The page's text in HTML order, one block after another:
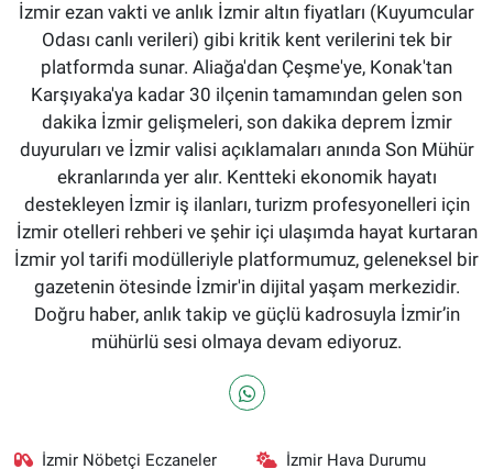
İzmir ezan vakti ve anlık İzmir altın fiyatları (Kuyumcular
Odası canlı verileri) gibi kritik kent verilerini tek bir
platformda sunar. Aliağa'dan Çeşme'ye, Konak'tan
Karşıyaka'ya kadar 30 ilçenin tamamından gelen son
dakika İzmir gelişmeleri, son dakika deprem İzmir
duyuruları ve İzmir valisi açıklamaları anında Son Mühür
ekranlarında yer alır. Kentteki ekonomik hayatı
destekleyen İzmir iş ilanları, turizm profesyonelleri için
İzmir otelleri rehberi ve şehir içi ulaşımda hayat kurtaran
İzmir yol tarifi modülleriyle platformumuz, geleneksel bir
gazetenin ötesinde İzmir'in dijital yaşam merkezidir.
Doğru haber, anlık takip ve güçlü kadrosuyla İzmir’in
mühürlü sesi olmaya devam ediyoruz.
İzmir Nöbetçi Eczaneler İzmir Hava Durumu